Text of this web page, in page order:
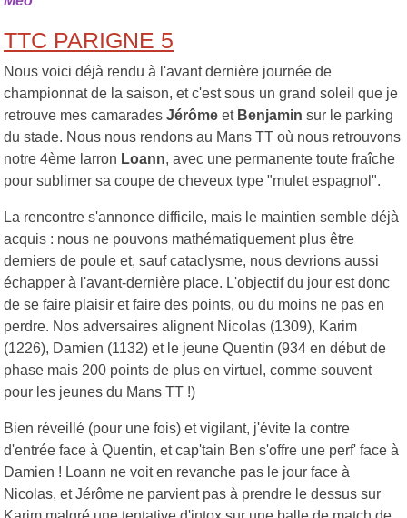
TTC PARIGNE 5
Nous voici déjà rendu à l'avant dernière journée de
championnat de la saison, et c'est sous un grand soleil que je
retrouve mes camarades Jérôme et Benjamin sur le parking
du stade. Nous nous rendons au Mans TT où nous retrouvons
notre 4ème larron Loann, avec une permanente toute fraîche
pour sublimer sa coupe de cheveux type "mulet espagnol".
La rencontre s'annonce difficile, mais le maintien semble déjà
acquis : nous ne pouvons mathématiquement plus être
derniers de poule et, sauf cataclysme, nous devrions aussi
échapper à l'avant-dernière place. L'objectif du jour est donc
de se faire plaisir et faire des points, ou du moins ne pas en
perdre. Nos adversaires alignent Nicolas (1309), Karim
(1226), Damien (1132) et le jeune Quentin (934 en début de
phase mais 200 points de plus en virtuel, comme souvent
pour les jeunes du Mans TT !)
Bien réveillé (pour une fois) et vigilant, j'évite la contre
d'entrée face à Quentin, et cap'tain Ben s'offre une perf' face à
Damien ! Loann ne voit en revanche pas le jour face à
Nicolas, et Jérôme ne parvient pas à prendre le dessus sur